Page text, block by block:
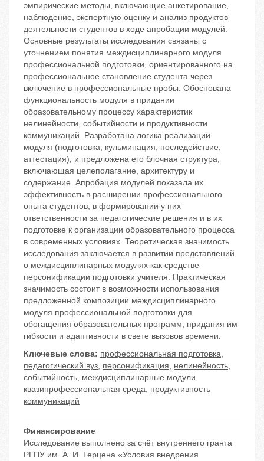
эмпирические методы, включающие анкетирование,
наблюдение, экспертную оценку и анализ продуктов
деятельности студентов в ходе апробации модулей.
Основные результаты исследования связаны с
уточнением понятия междисциплинарного модуля
профессиональной подготовки, ориентированного на
профессиональное становление студента через
включение в профессиональные пробы. Обоснована
функциональность модуля в придании
образовательному процессу характеристик
нелинейности, событийности и продуктивности
коммуникаций. Разработана логика реализации
модуля (подготовка, кульминация, последействие,
аттестация), и предложена его блочная структура,
включающая целеполагание, архитектуру и
содержание. Апробация модулей показала их
эффективность в расширении профессионального
опыта студентов, в формировании у них
ответственности за педагогические решения и в их
подготовке к организации образовательного процесса
в современных условиях. Теоретическая значимость
исследования заключается в развитии представлений
о междисциплинарных модулях как средстве
персонификации подготовки учителя. Практическая
значимость состоит в возможности использования
предложенной композиции междисциплинарного
модуля профессиональной подготовки для
обогащения образовательных программ, придания им
гибкости и адаптивности в свете вызовов времени.
Ключевые слова: профессиональная подготовка,
педагогический вуз, персонификация, нелинейность,
событийность, междисциплинарные модули,
квазипрофессиональная среда, продуктивность
коммуникаций
Финансирование
Исследование выполнено за счёт внутреннего гранта
РГПУ им. А. И. Герцена «Условия внедрения